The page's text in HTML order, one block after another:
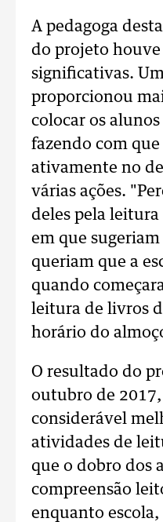
A pedagoga
do projeto
significativas.
proporcionou
colocar os
fazendo com
ativamente no
várias ações.
deles pela
em que
queriam que a
quando
leitura de livros
horário do
O resultado do
outubro de
considerável
atividades de
que o dobro dos
compreensão
enquanto